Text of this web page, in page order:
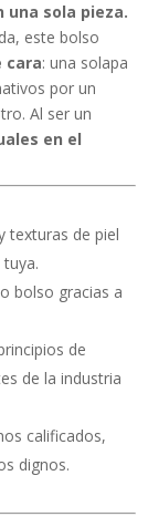
una sola pieza.
este bolso
cara: una solapa
por un
Al ser un
en el
texturas de piel
bolso gracias a
de
de la industria
calificados,
dignos.